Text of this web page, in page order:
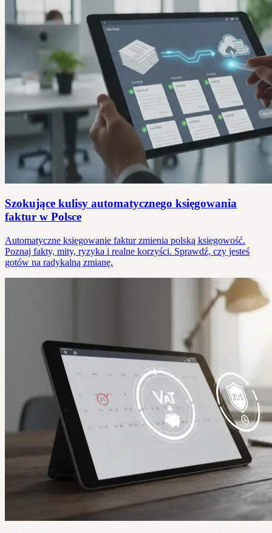
Szokujące kulisy automatycznego księgowania
faktur w Polsce
Automatyczne księgowanie faktur zmienia polską księgowość.
Poznaj fakty, mity, ryzyka i realne korzyści. Sprawdź, czy jesteś
gotów na radykalną zmianę.